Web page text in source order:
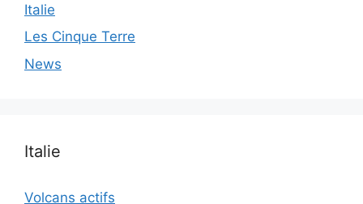
Italie
Les Cinque Terre
News
Italie
Volcans actifs